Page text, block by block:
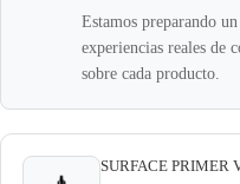
Estamos preparando
experiencias reales de
sobre cada producto.
SURFACE PRIMER